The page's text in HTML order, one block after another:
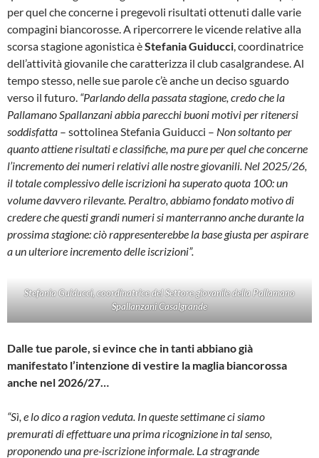
per quel che concerne i pregevoli risultati ottenuti dalle varie
compagini biancorosse. A ripercorrere le vicende relative alla
scorsa stagione agonistica èStefania Guiducci , coordinatrice
dell’attività giovanile che caratterizza il club casalgrandese. Al
tempo stesso, nelle sue parole c’è anche un deciso sguardo
verso il futuro. “Parlando della passata stagione, credo che la
Pallamano Spallanzani abbia parecchi buoni motivi per ritenersi
soddisfatta – sottolinea Stefania Guiducci – Non soltanto per
quanto attiene risultati e classifiche, ma pure per quel che concerne
l’incremento dei numeri relativi alle nostre giovanili. Nel 2025/26,
il totale complessivo delle iscrizioni ha superato quota 100: un
volume davvero rilevante. Peraltro, abbiamo fondato motivo di
credere che questi grandi numeri si manterranno anche durante la
prossima stagione: ciò rappresenterebbe la base giusta per aspirare
a un ulteriore incremento delle iscrizioni”.
Stefania Guiducci, coordinatrice del Settore giovanile della Pallamano
Spallanzani Casalgrande
Dalle tue parole, si evince che in tanti abbiano già
manifestato l’intenzione di vestire la maglia biancorossa
anche nel 2026/27…
“Sì, e lo dico a ragion veduta. In queste settimane ci siamo
premurati di effettuare una prima ricognizione in tal senso,
proponendo una pre-iscrizione informale. La stragrande